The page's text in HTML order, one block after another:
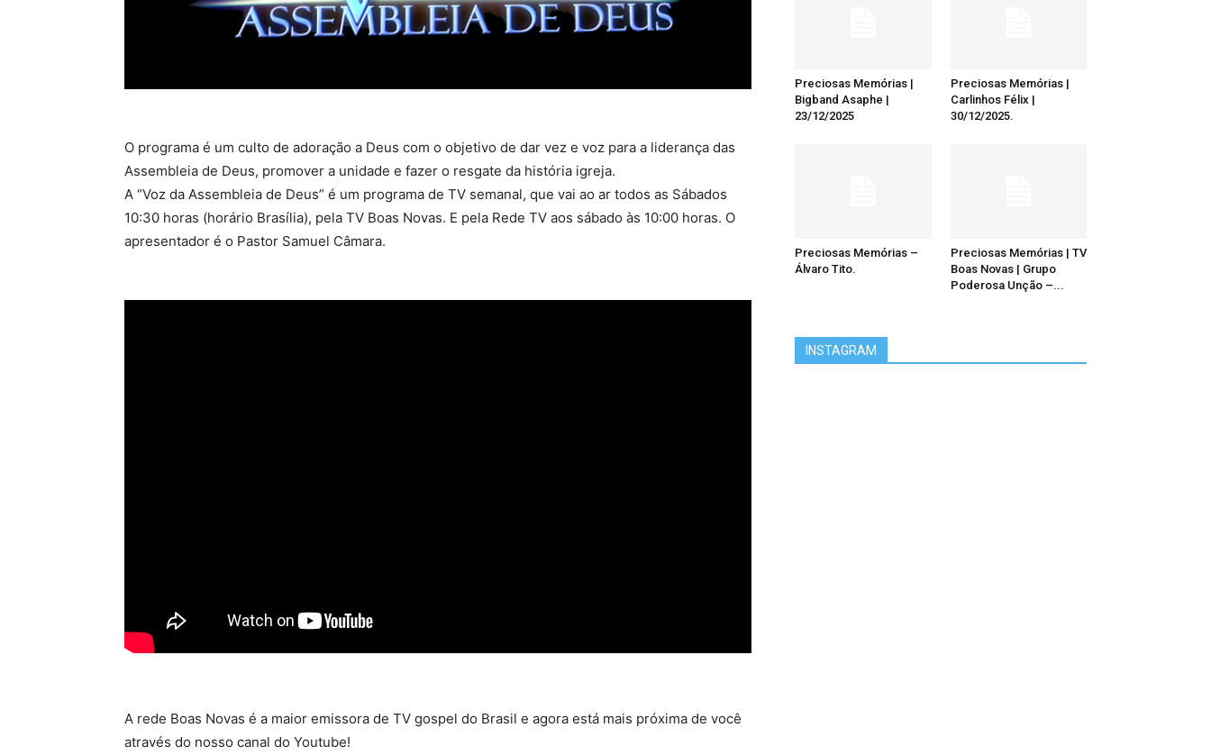
O programa é um culto de adoração a Deus com o objetivo de dar vez e voz para a liderança das
Assembleia de Deus, promover a unidade e fazer o resgate da história igreja.
A “Voz da Assembleia de Deus” é um programa de TV semanal, que vai ao ar todos as Sábados
10:30 horas (horário Brasília), pela TV Boas Novas. E pela Rede TV aos sábado às 10:00 horas. O
apresentador é o Pastor Samuel Câmara.
A rede Boas Novas é a maior emissora de TV gospel do Brasil e agora está mais próxima de você
através do nosso canal do Youtube!
Preciosas Memórias |
Bigband Asaphe |
23/12/2025
Preciosas Memórias |
Carlinhos Félix |
30/12/2025.
Preciosas Memórias –
Álvaro Tito.
Preciosas Memórias | TV
Boas Novas | Grupo
Poderosa Unção –...
INSTAGRAM